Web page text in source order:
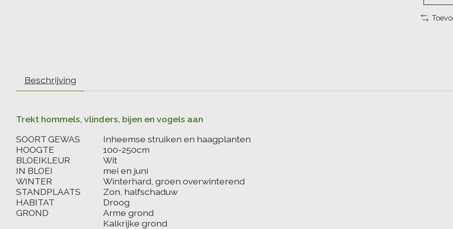
Beschrijving
Trekt hommels, vlinders, bijen en vogels aan
SOORT GEWAS
Inheemse struiken en haagplanten
HOOGTE
100-250cm
BLOEIKLEUR
Wit
IN BLOEI
mei en juni
WINTER
Winterhard, groen overwinterend
STANDPLAATS
Zon, halfschaduw
HABITAT
Droog
GROND
Arme grond
Kalkrijke grond